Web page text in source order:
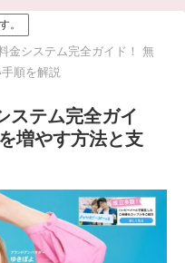
。
金システム完全ガイド！ 無
順を解説
ステム完全ガイ
増やす方法と支